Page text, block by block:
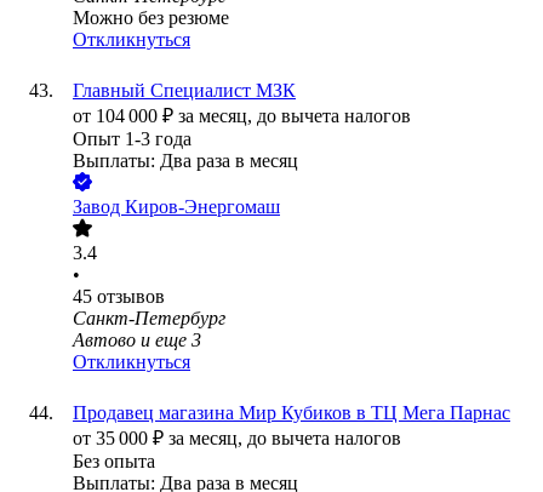
Можно без резюме
Откликнуться
Главный Специалист МЗК
от 104 000 ₽ за месяц, до вычета налогов
Опыт 1-3 года
Выплаты: Два раза в месяц
Завод Киров-Энергомаш
3.4
•
45 отзывов
Санкт-Петербург
Автово и еще 3
Откликнуться
Продавец магазина Мир Кубиков в ТЦ Мега Парнас
от 35 000 ₽ за месяц, до вычета налогов
Без опыта
Выплаты: Два раза в месяц